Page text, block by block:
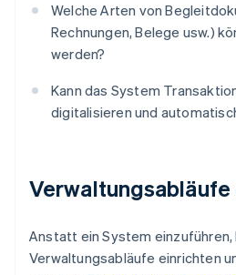
Welche Arten von
Rechnungen, Belege usw.)
werden?
Kann das System
digitalisieren und
Anstatt ein System
Verwaltungsabläufe einrichten